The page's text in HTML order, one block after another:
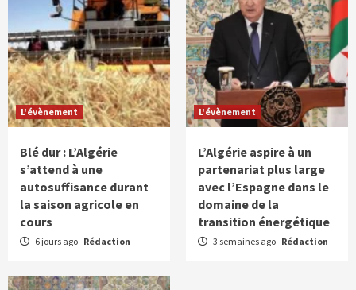
L'évènement
Blé dur : L’Algérie
s’attend à une
autosuffisance durant
la saison agricole en
cours
6 jours ago Rédaction
L'évènement
L’Algérie aspire à un
partenariat plus large
avec l’Espagne dans le
domaine de la
transition énergétique
3 semaines ago Rédaction